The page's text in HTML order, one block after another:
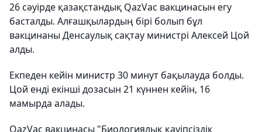
26 сәуірде қазақстандық QazVac вакцинасын егу
басталды. Алғашқылардың бірі болып бұл
вакцинаны Денсаулық сақтау министрі Алексей Цой
алды.
Екпеден кейін министр 30 минут бақылауда болды.
Цой енді екінші дозасын 21 күннен кейін, 16
мамырда алады.
QazVac вакцинасы "Биологиялық қауіпсіздік